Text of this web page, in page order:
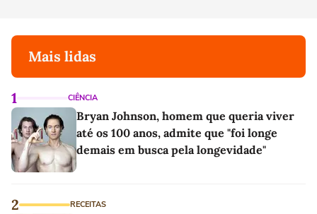
Mais lidas
1 CIÊNCIA
Bryan Johnson, homem que queria viver
até os 100 anos, admite que "foi longe
demais em busca pela longevidade"
2 RECEITAS